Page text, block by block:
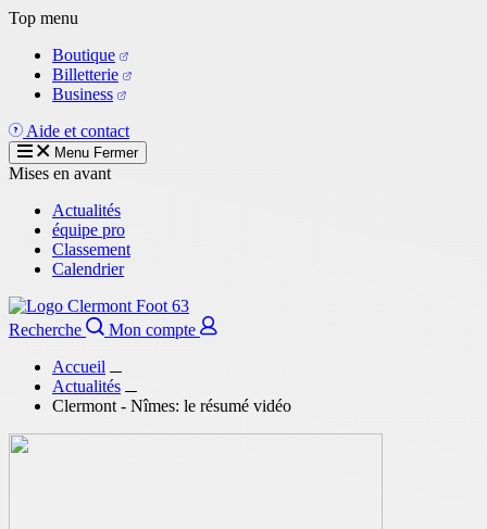
Aller
contenu
principal
Top menu
Boutique
Billetterie
Business
Aide et contact
Menu Fermer
Mises en avant
Actualités
équipe pro
Classement
Calendrier
Recherche
Mon compte
Accueil
Actualités
Clermont - Nîmes: le résumé vidéo